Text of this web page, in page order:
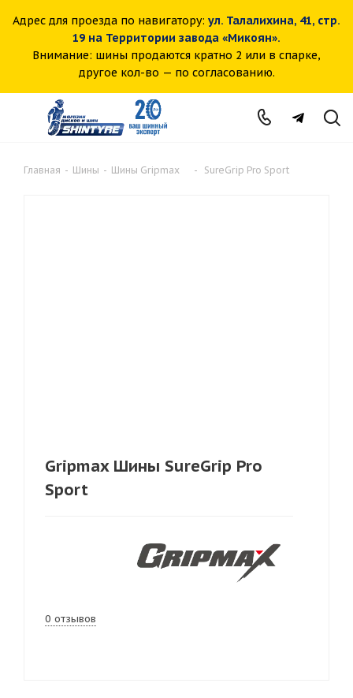
Адрес для проезда по навигатору: ул. Талалихина, 41, стр.
19 на Территории завода «Микоян».
Внимание: шины продаются кратно 2 или в спарке,
другое кол-во — по согласованию.
Главная - Шины - Шины Gripmax - SureGrip Pro Sport
Gripmax Шины SureGrip Pro
Sport
0 отзывов